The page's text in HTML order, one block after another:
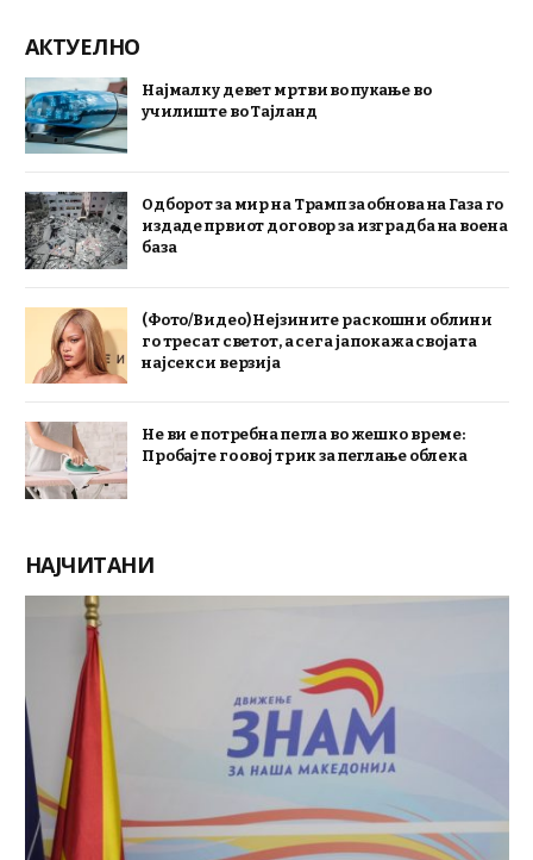
АКТУЕЛНО
Најмалку девет мртви во пукање во
училиште во Тајланд
Одборот за мир на Трамп за обнова на Газа го
издаде првиот договор за изградба на воена
база
(Фото/Видео) Нејзините раскошни облини
го тресат светот, а сега ја покажа својата
најсекси верзија
Не ви е потребна пегла во жешко време:
Пробајте го овој трик за пеглање облека
НАЈЧИТАНИ